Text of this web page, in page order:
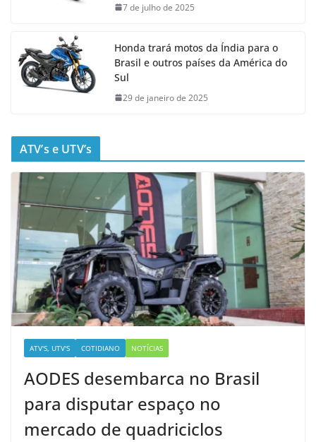
7 de julho de 2025
Honda trará motos da Índia para o
Brasil e outros países da América do
Sul
29 de janeiro de 2025
ATV’s e UTV’s
ATV'S, UTV'S COTIDIANO NOTÍCIAS
AODES desembarca no Brasil
para disputar espaço no
mercado de quadriciclos